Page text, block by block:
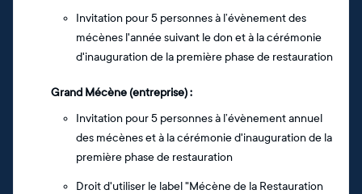
Invitation pour 5 personnes à l’évènement des
mécènes l'année suivant le don et à la cérémonie
d'inauguration de la première phase de restauration
Grand Mécène (entreprise) :
Invitation pour 5 personnes à l’évènement annuel
des mécènes et à la cérémonie d'inauguration de la
première phase de restauration
Droit d'utiliser le label "Mécène de la Restauration